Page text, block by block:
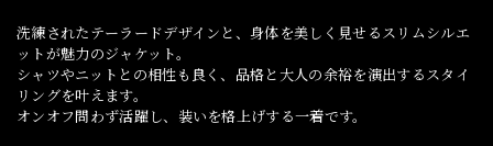
洗練されたテーラードデザインと、身体を美しく見せるスリムシルエ
ットが魅力のジャケット。
シャツやニットとの相性も良く、品格と大人の余裕を演出するスタイ
リングを叶えます。
オンオフ問わず活躍し、装いを格上げする一着です。